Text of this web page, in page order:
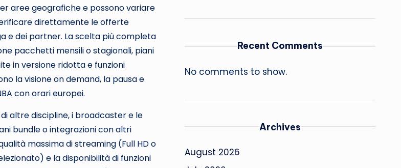
aree geografiche e possono variare
direttamente le offerte
e dei partner. La scelta più completa
pacchetti mensili o stagionali, piani
in versione ridotta e funzioni
la visione on demand, la pausa e
con orari europei.
altre discipline, i broadcaster e le
bundle o integrazioni con altri
massima di streaming (Full HD o
e la disponibilità di funzioni
Recent Comments
No comments to show.
Archives
August 2026